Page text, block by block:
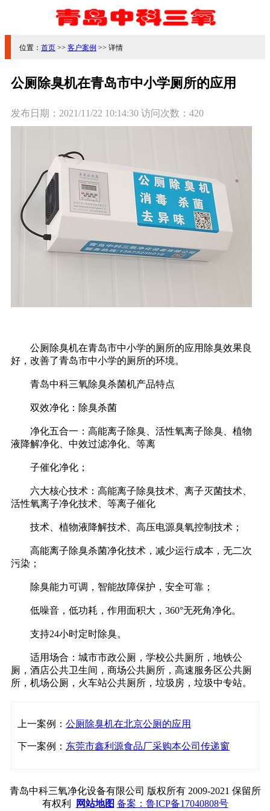
位置： 首页 >> 客户案例 >> 详情
公厕除臭机在青岛市中小学厕所的应用
发布日期： 2021/11/22 10:14:30 访问次数： 420
公厕除臭机在青岛市中小学的厕所的应用除臭效果良
好，改善了青岛市中小学的厕所的环境。
青岛中科三氧除臭杀菌机产品特点
双效净化：除臭杀菌
净化五合一：高能离子除臭、活性氧离子除臭、植物
液降解净化、中效过滤净化、等离
子催化净化；
六大核心技术：高能离子除臭技术、离子灭菌技术、
活性氧离子净化技术、等离子催化
技术、植物液降解技术、高压电源臭氧控制技术；
高能离子除臭杀菌净化技术，减少运行成本，无二次
污染；
除臭能力可调，智能故障保护，安全可靠；
低噪音，低功耗，作用面积大，360°无死角净化。
支持24小时定时除臭。
适用场合：城市市政公厕，学校公共厕所，地铁公
厕，酒店公共卫生间，商场公共厕所，高速服务区公共厕
所，机场公厕，火车站公共厕所，垃圾房，垃圾中专站。
上一案例： 公厕除臭机在北京公厕的应用
下一案例： 东莞市鑫利源食品厂采购本公司传递窗
青岛中科三氧净化设备有限公司 版权所有 2009-2021 保留所
有权利
网站地图 备案：鲁ICP备17040808号